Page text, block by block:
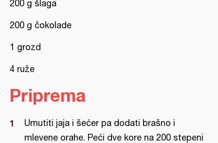
200 g šlaga
200 g čokolade
1 grozd
4 ruže
Priprema
Umutiti jaja i šećer pa dodati brašno i
mlevene orahe. Peći dve kore na 200 stepeni